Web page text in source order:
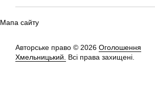
Мапа сайту
Авторське право © 2026 Оголошення
Хмельницький.
Всі права захищені.